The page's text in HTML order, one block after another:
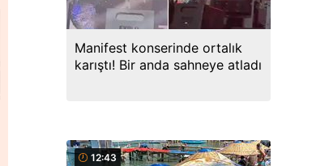
Manifest konserinde ortalık
karıştı! Bir anda sahneye atladı
12:43